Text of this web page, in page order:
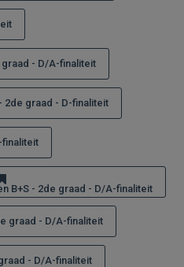
- D/A-finaliteit
2de graad - D-finaliteit
finaliteit
B+S - 2de graad - D/A-finaliteit
graad - D/A-finaliteit
- D/A-finaliteit